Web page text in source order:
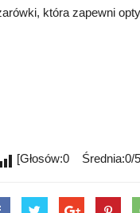
która zapewni
[Głosów:0 Średnia:0/